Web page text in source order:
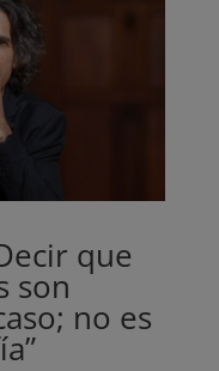
que
son
no es